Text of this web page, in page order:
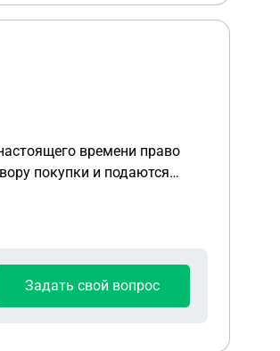
времени право
покупки и подаются
начисляет коммунальные
Задать свой вопрос